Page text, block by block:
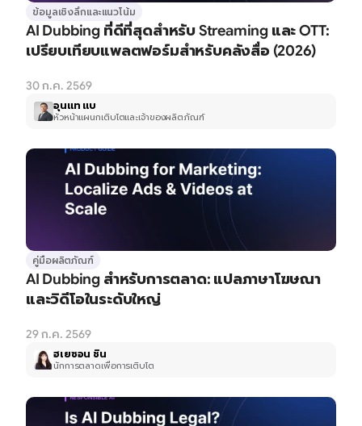
ข้อมูลเชิงลึกและแนวโน้ม
AI Dubbing ที่ดีที่สุดสำหรับ Streaming และ OTT:
เปรียบเทียบแพลตฟอร์มสำหรับคลังสื่อ (2026)
30 ก.ค. 2569
อุนแท แบ
หัวหน้าแผนกเติบโตและเจ้าของผลิตภัณฑ์
คู่มือผลิตภัณฑ์
AI Dubbing สำหรับการตลาด: แปลภาษาโฆษณา
และวิดีโอในระดับใหญ่
29 ก.ค. 2569
ฮเยซอน ชิน
นักการตลาดเพื่อการเติบโต